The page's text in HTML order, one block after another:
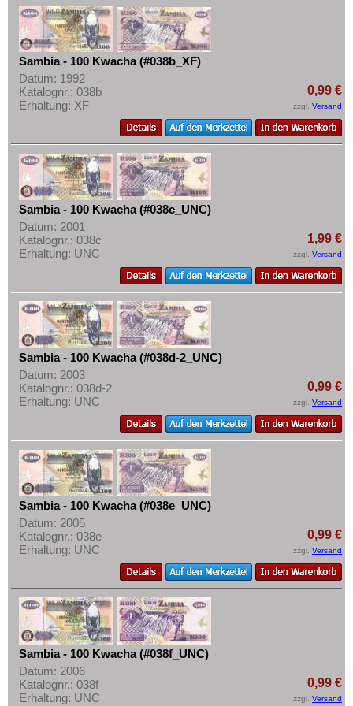
Mehr über...
Zahlungsbedingungen
Privatsphäre und Datenschutz
Widerrufsbelehrung
Liefer- und Versandkosten
Impressum
Sambia - 100 Kwacha (#038b_XF)
Datum: 1992
Katalognr.: 038b
Erhaltung: XF
0,99 €
zzgl. Versand
Sambia - 100 Kwacha (#038c_UNC)
Datum: 2001
Katalognr.: 038c
Erhaltung: UNC
1,99 €
zzgl. Versand
Sambia - 100 Kwacha (#038d-2_UNC)
Datum: 2003
Katalognr.: 038d-2
Erhaltung: UNC
0,99 €
zzgl. Versand
Sambia - 100 Kwacha (#038e_UNC)
Datum: 2005
Katalognr.: 038e
Erhaltung: UNC
0,99 €
zzgl. Versand
Sambia - 100 Kwacha (#038f_UNC)
Datum: 2006
Katalognr.: 038f
Erhaltung: UNC
0,99 €
zzgl. Versand